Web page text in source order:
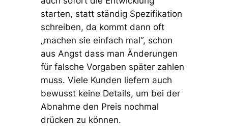
starten, statt ständig Spezifikation
schreiben, da kommt dann oft
„machen sie einfach mal“, schon
aus Angst dass man Änderungen
für falsche Vorgaben später zahlen
muss. Viele Kunden liefern auch
bewusst keine Details, um bei der
Abnahme den Preis nochmal
drücken zu können.